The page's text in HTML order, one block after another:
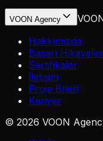
VOON Agency
Hakkımızda
Başarı
Sertifikalar
İletişim
Proje Briefi
Kariyer
© 2026 VOON